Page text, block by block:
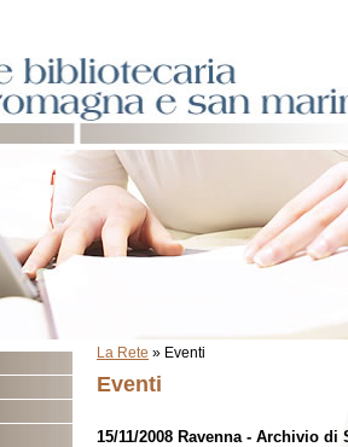
La Rete » Eventi
Eventi
15/11/2008 Ravenna - Archivio di